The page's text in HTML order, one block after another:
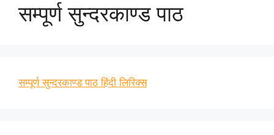
सम्पूर्ण सुन्दरकाण्ड पाठ
सम्पूर्ण सुन्दरकाण्ड पाठ हिंदी लिरिक्स